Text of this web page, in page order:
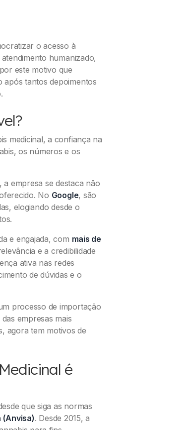
o acesso à
humanizado,
este motivo que
tantos depoimentos
medicinal, a confiança na
os números e os
, a empresa se destaca não
No Google, são
elogiando desde o
e engajada, com mais de
e a credibilidade
ativa nas redes
de dúvidas e o
processo de importação
empresas mais
agora tem motivos de
é
que siga as normas
(Anvisa). Desde 2015, a